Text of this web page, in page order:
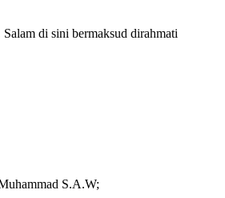
di sini bermaksud dirahmati
S.A.W;